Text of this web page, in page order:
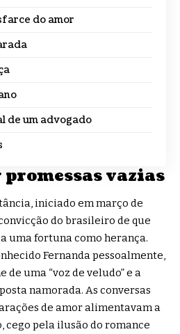
do amor
de um advogado
vazias
iniciado em março de
do brasileiro de que
uma fortuna como herança.
Fernanda pessoalmente,
uma “voz de veludo” e a
namorada. As conversas
de amor alimentavam a
cego pela ilusão do romance